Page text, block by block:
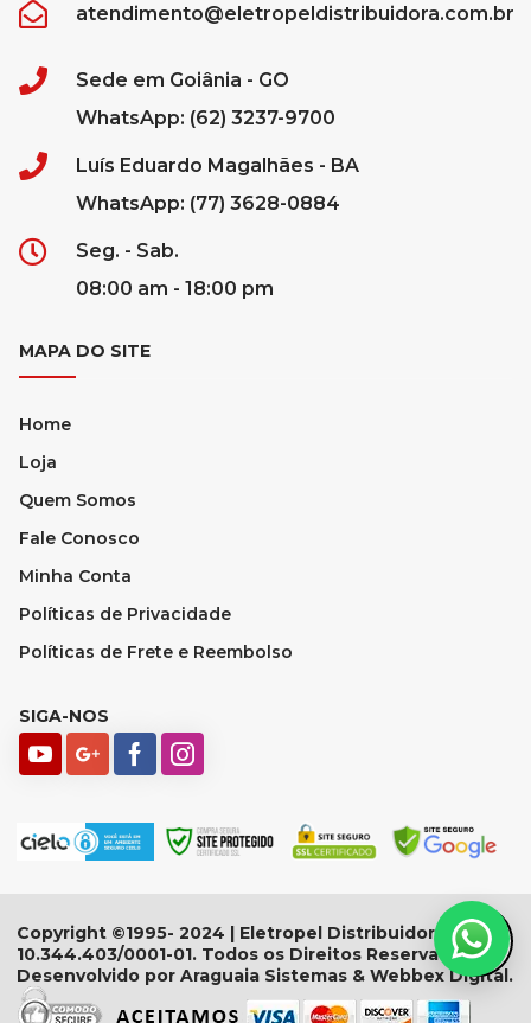
atendimento@eletropeldistribuidora.com.br
Sede em Goiânia - GO
WhatsApp: (62) 3237-9700
Luís Eduardo Magalhães - BA
WhatsApp: (77) 3628-0884
Seg. - Sab.
08:00 am - 18:00 pm
MAPA DO SITE
Home
Loja
Quem Somos
Fale Conosco
Minha Conta
Políticas de Privacidade
Políticas de Frete e Reembolso
SIGA-NOS
Copyright ©1995- 2024 | Eletropel Distribuidora - CNPJ:
10.344.403/0001-01. Todos os Direitos Reservados.
Desenvolvido por Araguaia Sistemas & Webbex Digital.